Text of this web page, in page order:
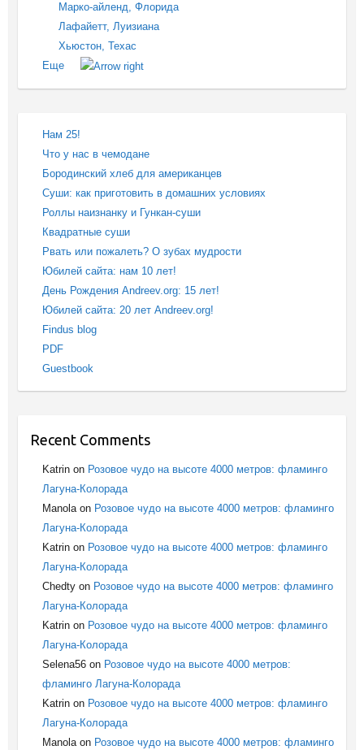
Марко-айленд, Флорида
Лафайетт, Луизиана
Хьюстон, Техас
Еще
Нам 25!
Что у нас в чемодане
Бородинский хлеб для американцев
Суши: как приготовить в домашних условиях
Роллы наизнанку и Гункан-суши
Квадратные суши
Рвать или пожалеть? О зубах мудрости
Юбилей сайта: нам 10 лет!
День Рождения Andreev.org: 15 лет!
Юбилей сайта: 20 лет Andreev.org!
Findus blog
PDF
Guestbook
Recent Comments
Katrinon Розовое чудо на высоте 4000 метров: фламинго
Лагуна-Колорада
Manolaon Розовое чудо на высоте 4000 метров: фламинго
Лагуна-Колорада
Katrinon Розовое чудо на высоте 4000 метров: фламинго
Лагуна-Колорада
Chedtyon Розовое чудо на высоте 4000 метров: фламинго
Лагуна-Колорада
Katrinon Розовое чудо на высоте 4000 метров: фламинго
Лагуна-Колорада
Selena56on Розовое чудо на высоте 4000 метров:
фламинго Лагуна-Колорада
Katrinon Розовое чудо на высоте 4000 метров: фламинго
Лагуна-Колорада
Manolaon Розовое чудо на высоте 4000 метров: фламинго